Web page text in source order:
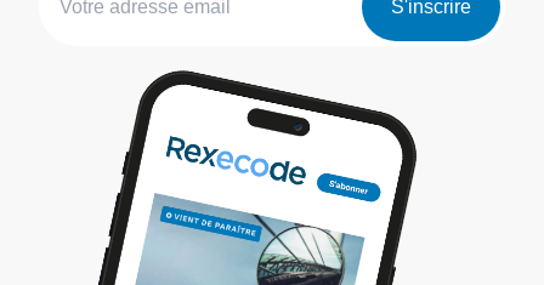
S'inscrire